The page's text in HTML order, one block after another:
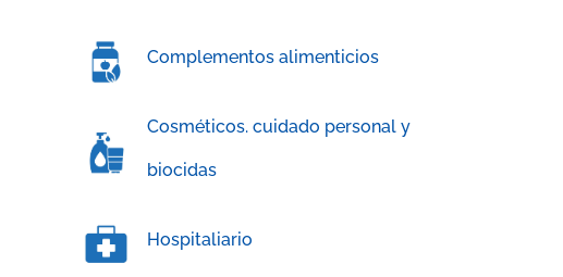
Complementos alimenticios
Cosméticos. cuidado personal y
biocidas
Hospitaliario